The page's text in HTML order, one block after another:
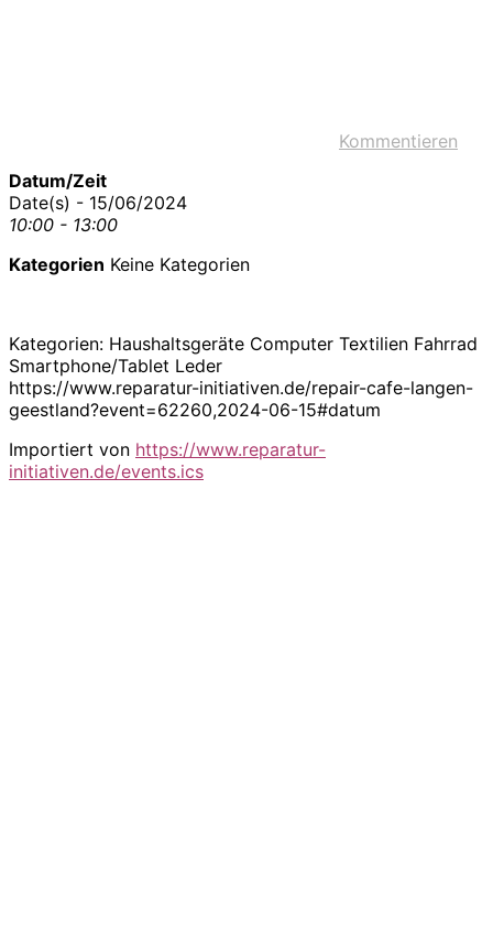
Kommentieren
Datum/Zeit
Date(s) - 15/06/2024
10:00 - 13:00
Kategorien Keine Kategorien
Kategorien: Haushaltsgeräte Computer Textilien Fahrrad
Smartphone/Tablet Leder
https://www.reparatur-initiativen.de/repair-cafe-langen-
geestland?event=62260,2024-06-15#datum
Importiert von https://www.reparatur-
initiativen.de/events.ics